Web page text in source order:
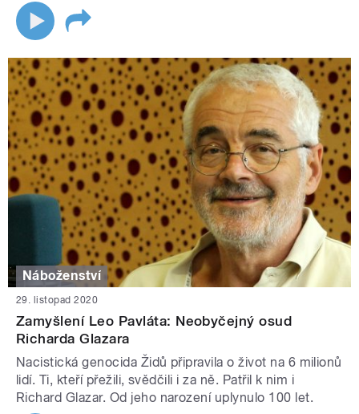
Náboženství
29. listopad 2020
Zamyšlení Leo Pavláta: Neobyčejný osud
Richarda Glazara
Nacistická genocida Židů připravila o život na 6 milionů
lidí. Ti, kteří přežili, svědčili i za ně. Patřil k nim i
Richard Glazar. Od jeho narození uplynulo 100 let.